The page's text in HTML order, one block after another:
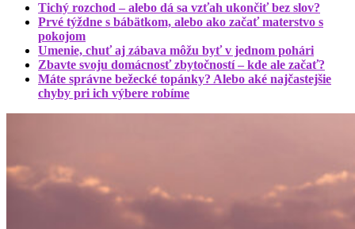
Tichý rozchod – alebo dá sa vzťah ukončiť bez slov?
Prvé týždne s bábätkom, alebo ako začať materstvo s
pokojom
Umenie, chuť aj zábava môžu byť v jednom pohári
Zbavte svoju domácnosť zbytočností – kde ale začať?
Máte správne bežecké topánky? Alebo aké najčastejšie
chyby pri ich výbere robíme